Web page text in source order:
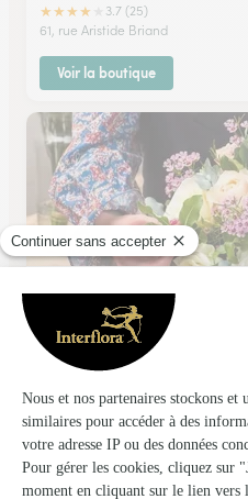
★★★★
3.7 (25)
61, rue Aristide Briand
Voir la boutique
Mary-Flore
Chatillon Coligny
★★★
4.9 (83)
Voir la boutique